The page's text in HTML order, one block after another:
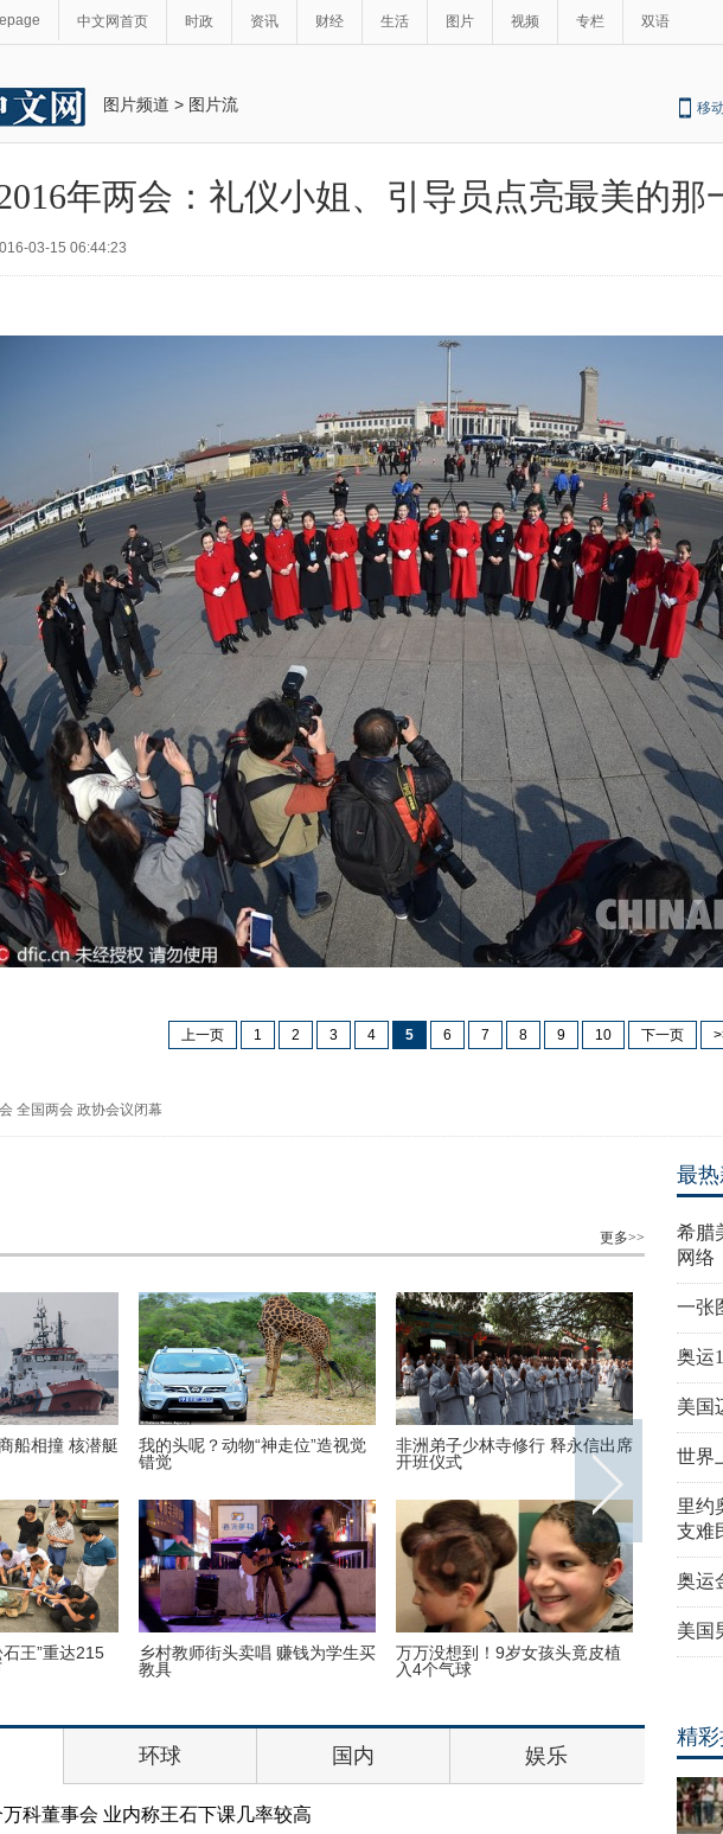
中文网首页 时政 资讯 财经 生活 图片 视频 专栏 双语
图片频道 > 图片流 移
年两会：礼仪小姐、引导员点亮最美的那
03-15 06:44:23
上一页 1 2 3 4 5 6 7 8 9 10 下一页
全国两会 政协会议闭幕
更多>>
美国迈
“双头
船相撞 核潜艇
我的头呢？动物“神走位”造视觉
错觉
非洲弟子少林寺修行 释永信出席
开班仪式
王”重达215
乡村教师街头卖唱 赚钱为学生买
教具
万万没想到！9岁女孩头竟皮植
入4个气球
环球 国内 娱乐
科董事会 业内称王石下课几率较高
最
希腊
网络
一张
奥运
美国
世界
里约
支难
奥运
美国
精